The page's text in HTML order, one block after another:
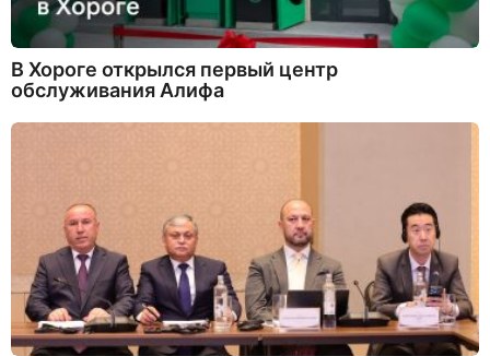
В Хороге открылся первый центр
обслуживания Алифа